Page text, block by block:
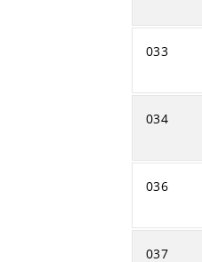
033
034
036
037